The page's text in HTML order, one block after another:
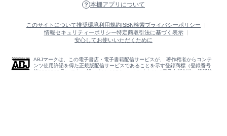
本棚アプリについて
このサイトについて推奨環境利用規約ISBN検索プライバシーポリシー
情報セキュリティーポリシー特定商取引法に基づく表示
安心してお使いいただくために
ABJマークは、この電子書店・電子書籍配信サービスが、 著作権者からコンテ
ンツ使用許諾を得た正規版配信サービスであることを示す登録商標（登録番号
第6091713号）です。 詳しくは［ABJマーク］または［電子出版制作・流通協